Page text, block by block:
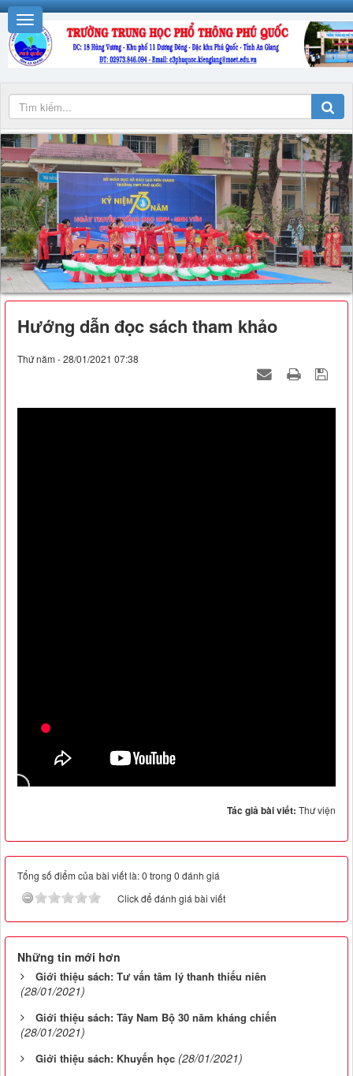
Hướng dẫn đọc sách tham khảo
Thứ năm - 28/01/2021 07:38
Tác giả bài viết: Thư viện
Tổng số điểm của bài viết là: 0 trong 0 đánh giá
Click để đánh giá bài viết
Những tin mới hơn
Giới thiệu sách: Tư vấn tâm lý thanh thiếu niên
(28/01/2021)
Giới thiệu sách: Tây Nam Bộ 30 năm kháng chiến
(28/01/2021)
Giới thiệu sách: Khuyến học (28/01/2021)